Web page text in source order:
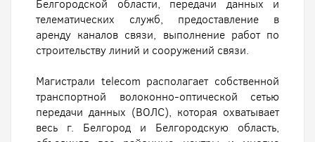
Белгородской области, передачи данных и
телематических служб, предоставление в
аренду каналов связи, выполнение работ по
строительству линий и сооружений связи.
Магистрали telecom располагает собственной
транспортной волоконно-оптической сетью
передачи данных (ВОЛС), которая охватывает
весь г. Белгород и Белгородскую область,